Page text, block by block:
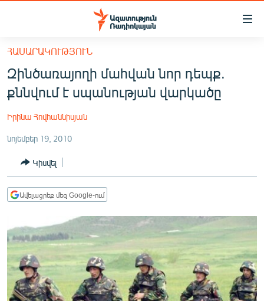
Մատչելիության
հիմնական
բովանդակությանը
Անցնել
հիմնական
մենյուին
ՀԱՅԱՍՏԱՆ
ՔԱՂԱՔԱԿԱՆ
ԸՆՏՐՈՒԹՅՈՒՆՆԵՐ 2026
ԻՐԱՎՈՒՆՔ
ՀԱՍԱՐԱԿՈՒԹՅՈՒՆ
ՏՆՏԵՍՈՒԹՅՈՒՆ
ՊԱՏԵՐԱԶՄԻ 6 ՇԱԲԱԹՆԵՐԸ
ՏԱՐԱԾԱՇՐՋԱՆ
ՄԻՋԱԶԳԱՅԻՆ
ՄՇԱԿՈՒՅԹ
ՀԱՍԱՐԱԿՈՒԹՅՈՒՆ
Զինծառայողի մահվան նոր դեպք.
քննվում է սպանության վարկածը
Իրինա Հովհաննիսյան
նոյեմբեր 19, 2010
Կիսվել
Ավելացրեք մեզ Google-ում